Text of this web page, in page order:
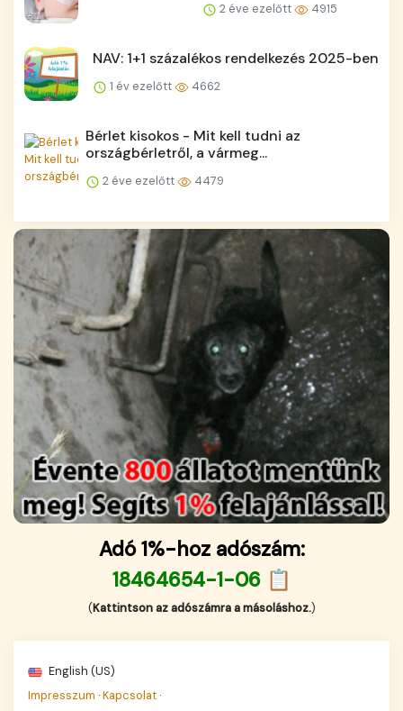
2 éve ezelőtt 4915
NAV: 1+1 százalékos rendelkezés 2025-ben
1 év ezelőtt 4662
Bérlet kisokos - Mit kell tudni az
országbérletről, a vármeg...
2 éve ezelőtt 4479
Adó 1%-hoz adószám:
18464654-1-06 📋
(Kattintson az adószámra a másoláshoz.)
English (US)
Impresszum ·Kapcsolat ·